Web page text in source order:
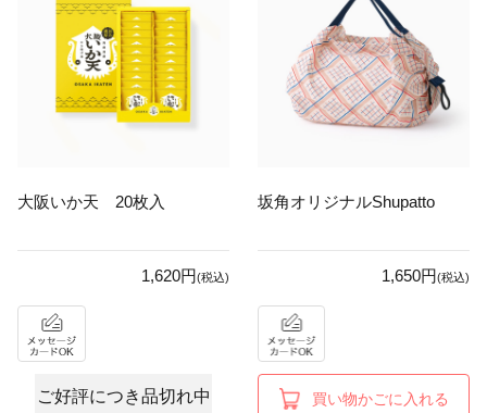
大阪いか天 20枚入
1,620円(税込)
ご好評につき品切れ中
坂角オリジナルShupatto
1,650円(税込)
買い物かごに入れる